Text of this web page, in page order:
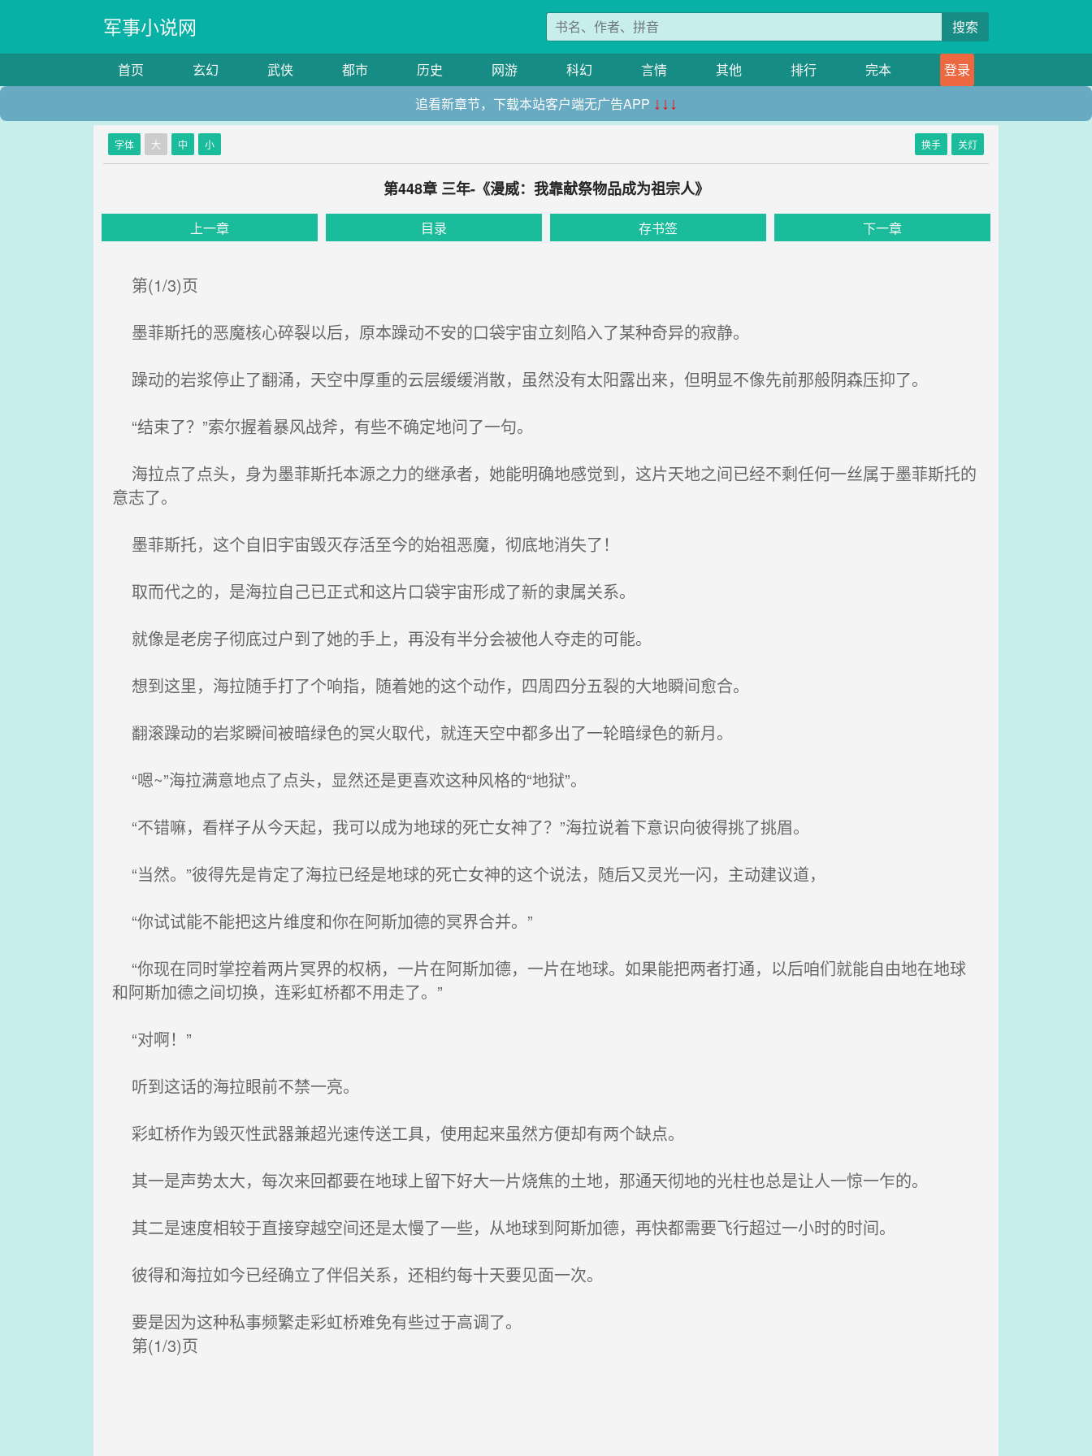
军事小说网 搜索
首页 玄幻 武侠 都市 历史 网游 科幻 言情 其他 排行 完本
登录
追看新章节，下载本站客户端无广告APP ↓↓↓
字体 大 中 小 换手 关灯
第448章 三年-《漫威：我靠献祭物品成为祖宗人》
上一章 目录 存书签 下一章
第(1/3)页
墨菲斯托的恶魔核心碎裂以后，原本躁动不安的口袋宇宙立刻陷入了某种奇异的寂静。
躁动的岩浆停止了翻涌，天空中厚重的云层缓缓消散，虽然没有太阳露出来，但明显不像先前那般阴森压抑了。
“结束了？”索尔握着暴风战斧，有些不确定地问了一句。
海拉点了点头，身为墨菲斯托本源之力的继承者，她能明确地感觉到，这片天地之间已经不剩任何一丝属于墨菲斯托的
意志了。
墨菲斯托，这个自旧宇宙毁灭存活至今的始祖恶魔，彻底地消失了！
取而代之的，是海拉自己已正式和这片口袋宇宙形成了新的隶属关系。
就像是老房子彻底过户到了她的手上，再没有半分会被他人夺走的可能。
想到这里，海拉随手打了个响指，随着她的这个动作，四周四分五裂的大地瞬间愈合。
翻滚躁动的岩浆瞬间被暗绿色的冥火取代，就连天空中都多出了一轮暗绿色的新月。
“嗯~”海拉满意地点了点头，显然还是更喜欢这种风格的“地狱”。
“不错嘛，看样子从今天起，我可以成为地球的死亡女神了？”海拉说着下意识向彼得挑了挑眉。
“当然。”彼得先是肯定了海拉已经是地球的死亡女神的这个说法，随后又灵光一闪，主动建议道，
“你试试能不能把这片维度和你在阿斯加德的冥界合并。”
“你现在同时掌控着两片冥界的权柄，一片在阿斯加德，一片在地球。如果能把两者打通，以后咱们就能自由地在地球
和阿斯加德之间切换，连彩虹桥都不用走了。”
“对啊！”
听到这话的海拉眼前不禁一亮。
彩虹桥作为毁灭性武器兼超光速传送工具，使用起来虽然方便却有两个缺点。
其一是声势太大，每次来回都要在地球上留下好大一片烧焦的土地，那通天彻地的光柱也总是让人一惊一乍的。
其二是速度相较于直接穿越空间还是太慢了一些，从地球到阿斯加德，再快都需要飞行超过一小时的时间。
彼得和海拉如今已经确立了伴侣关系，还相约每十天要见面一次。
要是因为这种私事频繁走彩虹桥难免有些过于高调了。
第(1/3)页